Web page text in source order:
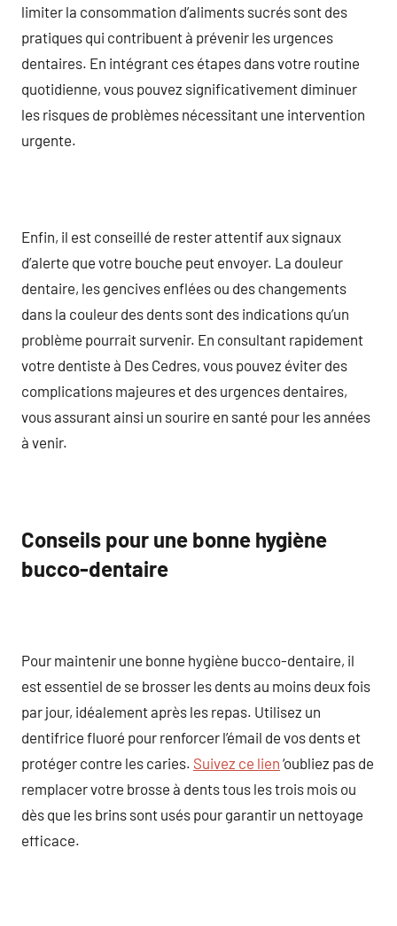
limiter la consommation d’aliments sucrés sont des
pratiques qui contribuent à prévenir les urgences
dentaires. En intégrant ces étapes dans votre routine
quotidienne, vous pouvez significativement diminuer
les risques de problèmes nécessitant une intervention
urgente.
Enfin, il est conseillé de rester attentif aux signaux
d’alerte que votre bouche peut envoyer. La douleur
dentaire, les gencives enflées ou des changements
dans la couleur des dents sont des indications qu’un
problème pourrait survenir. En consultant rapidement
votre dentiste à Des Cedres, vous pouvez éviter des
complications majeures et des urgences dentaires,
vous assurant ainsi un sourire en santé pour les années
à venir.
Conseils pour une bonne hygiène
bucco-dentaire
Pour maintenir une bonne hygiène bucco-dentaire, il
est essentiel de se brosser les dents au moins deux fois
par jour, idéalement après les repas. Utilisez un
dentifrice fluoré pour renforcer l’émail de vos dents et
protéger contre les caries. Suivez ce lien ‘oubliez pas de
remplacer votre brosse à dents tous les trois mois ou
dès que les brins sont usés pour garantir un nettoyage
efficace.